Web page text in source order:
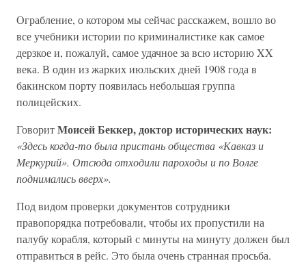
Ограбление, о котором мы сейчас расскажем, вошло во
все учебники истории по криминалистике как самое
дерзкое и, пожалуй, самое удачное за всю историю XX
века. В один из жарких июльских дней 1908 года в
бакинском порту появилась небольшая группа
полицейских.
ГоворитМоисей Беккер, доктор исторических наук:
«Здесь когда-то была пристань общества «Кавказ и
Меркурий». Отсюда отходили пароходы и по Волге
поднимались вверх».
Под видом проверки документов сотрудники
правопорядка потребовали, чтобы их пропустили на
палубу корабля, который с минуты на минуту должен был
отправиться в рейс. Это была очень странная просьба.